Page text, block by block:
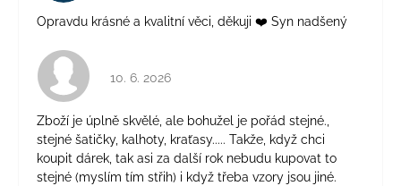
Opravdu krásné a kvalitní věci, děkuji ❤️ Syn nadšený
Hodnocení obchodu je 4 z 5 hvězdiček.
10. 6. 2026
Zboží je úplně skvělé, ale bohužel je pořád stejné.,
stejné šatičky, kalhoty, kraťasy..... Takže, když chci
koupit dárek, tak asi za další rok nebudu kupovat to
stejné (myslím tím střih) i když třeba vzory jsou jiné.